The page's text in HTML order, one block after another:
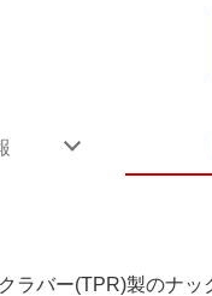
ラバー(TPR)製のナッ